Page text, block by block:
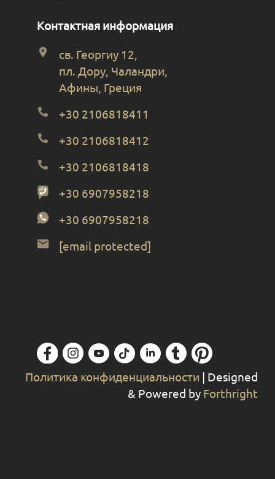
Контактная информация
св. Георгиу 12,
пл. Дору, Чаландри,
Афины, Греция
+30 2106818411
+30 2106818412
+30 2106818418
+30 6907958218
+30 6907958218
[email protected]
Политика конфиденциальности | Designed
& Powered by Forthright